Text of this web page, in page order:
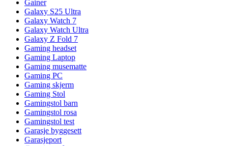
Gainer
Galaxy S25 Ultra
Galaxy Watch 7
Galaxy Watch Ultra
Galaxy Z Fold 7
Gaming headset
Gaming Laptop
Gaming musematte
Gaming PC
Gaming skjerm
Gaming Stol
Gamingstol barn
Gamingstol rosa
Gamingstol test
Garasje byggesett
Garasjeport